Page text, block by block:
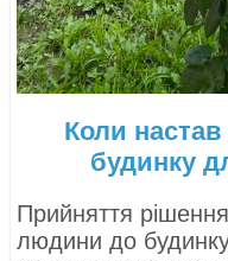
Коли
будинку
Прийняття
людини до